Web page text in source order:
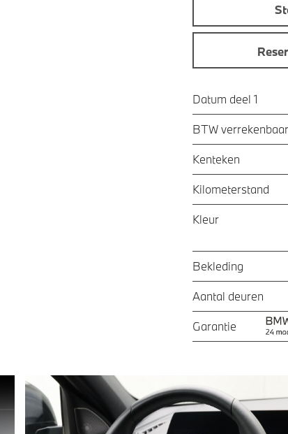
Datum deel 1
BTW verrekenbaar
Kenteken
Kilometerstand
Kleur
Bekleding
Aantal deuren
Garantie